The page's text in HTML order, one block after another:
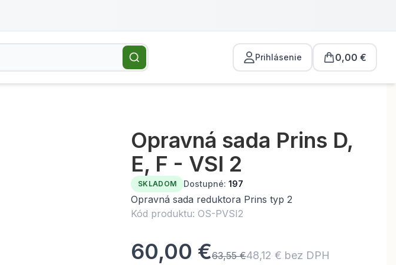
Prihlásenie 0,00 €
Opravná sada Prins D,
E, F - VSI 2
SKLADOM Dostupné: 197
Opravná sada reduktora Prins typ 2
Kód produktu: OS-PVSI2
60,00 €63,55 €48,12 € bez DPH